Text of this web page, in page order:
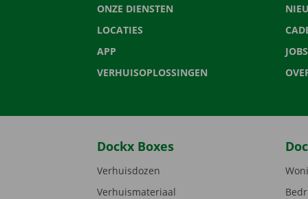
ONZE DIENSTEN
LOCATIES
APP
VERHUISOPLOSSINGEN
JOBS
Dockx Boxes
Verhuisdozen
Verhuismateriaal